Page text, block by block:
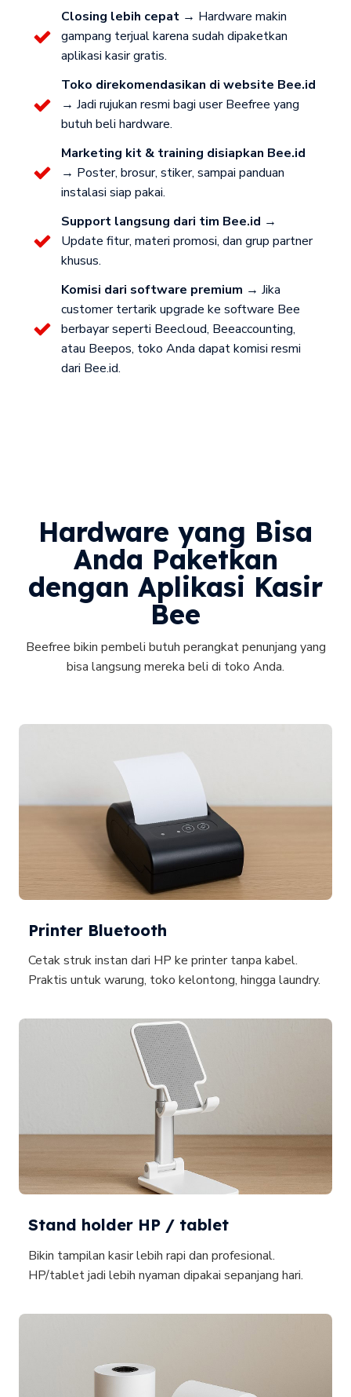
Closing lebih cepat → Hardware makin
gampang terjual karena sudah dipaketkan
aplikasi kasir gratis.
Toko direkomendasikan di website Bee.id
→ Jadi rujukan resmi bagi user Beefree yang
butuh beli hardware.
Marketing kit & training disiapkan Bee.id
→ Poster, brosur, stiker, sampai panduan
instalasi siap pakai.
Support langsung dari tim Bee.id →
Update fitur, materi promosi, dan grup partner
khusus.
Komisi dari software premium → Jika
customer tertarik upgrade ke software Bee
berbayar seperti Beecloud, Beeaccounting,
atau Beepos, toko Anda dapat komisi resmi
dari Bee.id.
Hardware yang Bisa
Anda Paketkan
dengan Aplikasi Kasir
Bee
Beefree bikin pembeli butuh perangkat penunjang yang
bisa langsung mereka beli di toko Anda.
Printer Bluetooth
Cetak struk instan dari HP ke printer tanpa kabel.
Praktis untuk warung, toko kelontong, hingga laundry.
Stand holder HP / tablet
Bikin tampilan kasir lebih rapi dan profesional.
HP/tablet jadi lebih nyaman dipakai sepanjang hari.